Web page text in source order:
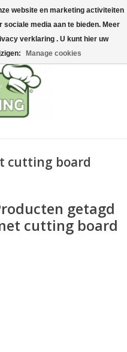
cutting board
getagd
cutting board
website en marketing activiteiten
media aan te bieden. Meer
verklaring . U kunt hier uw
Manage cookies